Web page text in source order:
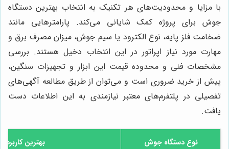
با مزایا و محدودیت‌های هر تکنیک به انتخاب بهترین دستگاه
جوش برای پروژه کمک شایانی می‌کند. پارامترهایی مانند
ضخامت فلز پایه، نوع الکترود یا سیم جوش، میزان مصرف برق و
مهارت مورد نیاز اپراتور در این انتخاب دخیل هستند. بررسی
مشخصات فنی و محدوده قیمت این ابزار و تجهیزات سنگین،
پیش از خرید ضروری است و می‌توان از طریق مطالعه آگهی‌های
تفصیلی در پلتفرم‌های معتبر نیازمندی به این اطلاعات دست
یافت.
نوع دستگاه جوش بهترین کاربرد